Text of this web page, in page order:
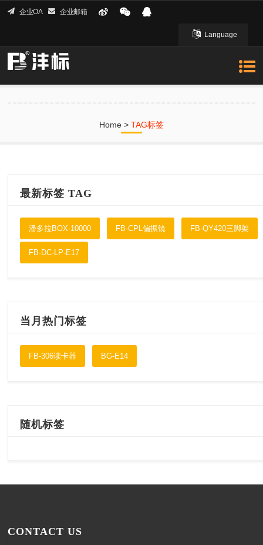
企业OA 企业邮箱
Language
English 英文
Home> TAG标签
最新标签 TAG
潘多拉BOX-10000 FB-CPL偏振镜 FB-QY420三脚架
FB-DC-LP-E17
当月热门标签
FB-306读卡器 BG-E14
随机标签
CONTACT US